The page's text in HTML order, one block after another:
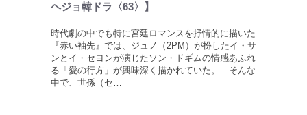
ヘジョ韓ドラ〈63〉】
時代劇の中でも特に宮廷ロマンスを抒情的に描いた
『赤い袖先』では、ジュノ（2PM）が扮したイ・サ
ンとイ・セヨンが演じたソン・ドギムの情感あふれ
る「愛の行方」が興味深く描かれていた。 そんな
中で、世孫（セ…